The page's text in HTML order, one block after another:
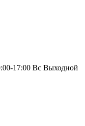
17:00 Вс Выходной